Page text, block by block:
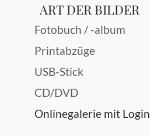
ART DER BILDER
Fotobuch / -album
Printabzüge
USB-Stick
CD/DVD
Onlinegalerie mit Login